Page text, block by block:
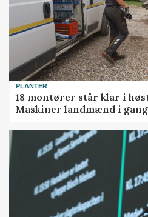
PLANTER
18 montører står klar i
Maskiner landmænd i gang